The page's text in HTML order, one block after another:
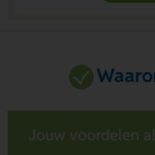
Jouw voordelen